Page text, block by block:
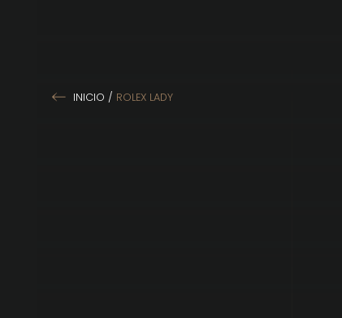
INICIO / ROLEX LADY